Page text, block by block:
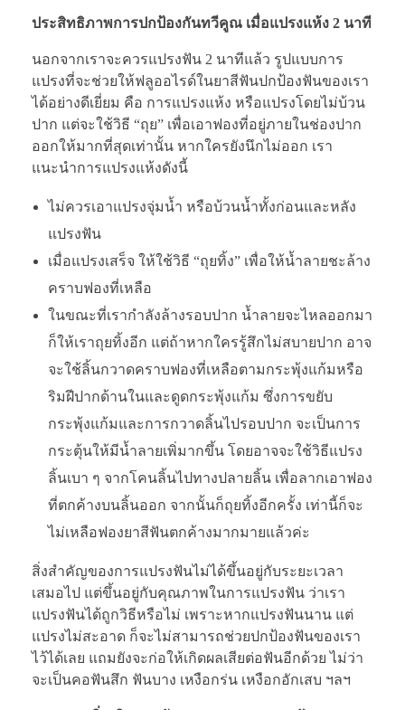
ประสิทธิภาพการปกป้องกันทวีคูณ เมื่อแปรงแห้ง 2 นาที
นอกจากเราจะควรแปรงฟัน 2 นาทีแล้ว รูปแบบการ
แปรงที่จะช่วยให้ฟลูออไรด์ในยาสีฟันปกป้องฟันของเรา
ได้อย่างดีเยี่ยม คือ การแปรงแห้ง หรือแปรงโดยไม่บ้วน
ปาก แต่จะใช้วิธี “ถุย” เพื่อเอาฟองที่อยู่ภายในช่องปาก
ออกให้มากที่สุดเท่านั้น หากใครยังนึกไม่ออก เรา
แนะนำการแปรงแห้งดังนี้
ไม่ควรเอาแปรงจุ่มน้ำ หรือบ้วนน้ำทั้งก่อนและหลัง
แปรงฟัน
เมื่อแปรงเสร็จ ให้ใช้วิธี “ถุยทิ้ง” เพื่อให้น้ำลายชะล้าง
คราบฟองที่เหลือ
ในขณะที่เรากำลังล้างรอบปาก น้ำลายจะไหลออกมา
ก็ให้เราถุยทิ้งอีก แต่ถ้าหากใครรู้สึกไม่สบายปาก อาจ
จะใช้ลิ้นกวาดคราบฟองที่เหลือตามกระพุ้งแก้มหรือ
ริมฝีปากด้านในและดูดกระพุ้งแก้ม ซึ่งการขยับ
กระพุ้งแก้มและการกวาดลิ้นไปรอบปาก จะเป็นการ
กระตุ้นให้มีน้ำลายเพิ่มากขึ้น โดยอาจจะใช้วิธีแปรง
ลิ้นเบา ๆ จากโคนลิ้นไปทางปลายลิ้น เพื่อลากเอาฟอง
ที่ตกค้างบนลิ้นออก จากนั้นก็ถุยทิ้งอีกครั้ง เท่านี้ก็จะ
ไม่เหลือฟองยาสีฟันตกค้างมากมายแล้วค่ะ
สิ่งสำคัญของการแปรงฟันไม่ได้ขึ้นอยู่กับระยะเวลา
เสมอไป แต่ขึ้นอยู่กับคุณภาพในการแปรงฟัน ว่าเรา
แปรงฟันได้ถูกวิธีหรือไม่ เพราะหากแปรงฟันนาน แต่
แปรงไม่สะอาด ก็จะไม่สามารถช่วยปกป้องฟันของเรา
ไว้ได้เลย แถมยังจะก่อให้เกิดผลเสียต่อฟันอีกด้วย ไม่ว่า
จะเป็นคอฟันสึก ฟันบาง เหงือกร่น เหงือกอักเสบ ฯลฯ